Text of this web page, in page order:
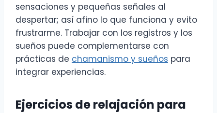
sensaciones y pequeñas señales al
despertar; así afino lo que funciona y evito
frustrarme. Trabajar con los registros y los
sueños puede complementarse con
prácticas de chamanismo y sueños para
integrar experiencias.
Ejercicios de relajación para